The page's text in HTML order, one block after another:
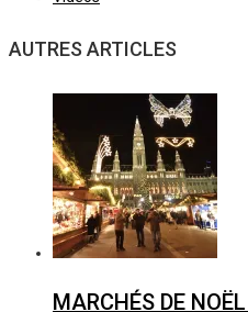
AUTRES ARTICLES
MARCHÉS DE